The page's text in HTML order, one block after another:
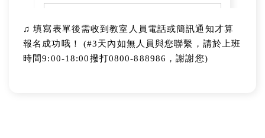
♫填寫表單後需收到教室人員電話或簡訊通知才算
報名成功哦！
(#3天內如無人員與您聯繫，請於上班
時間9:00-18:00撥打0800-888986，謝謝您)